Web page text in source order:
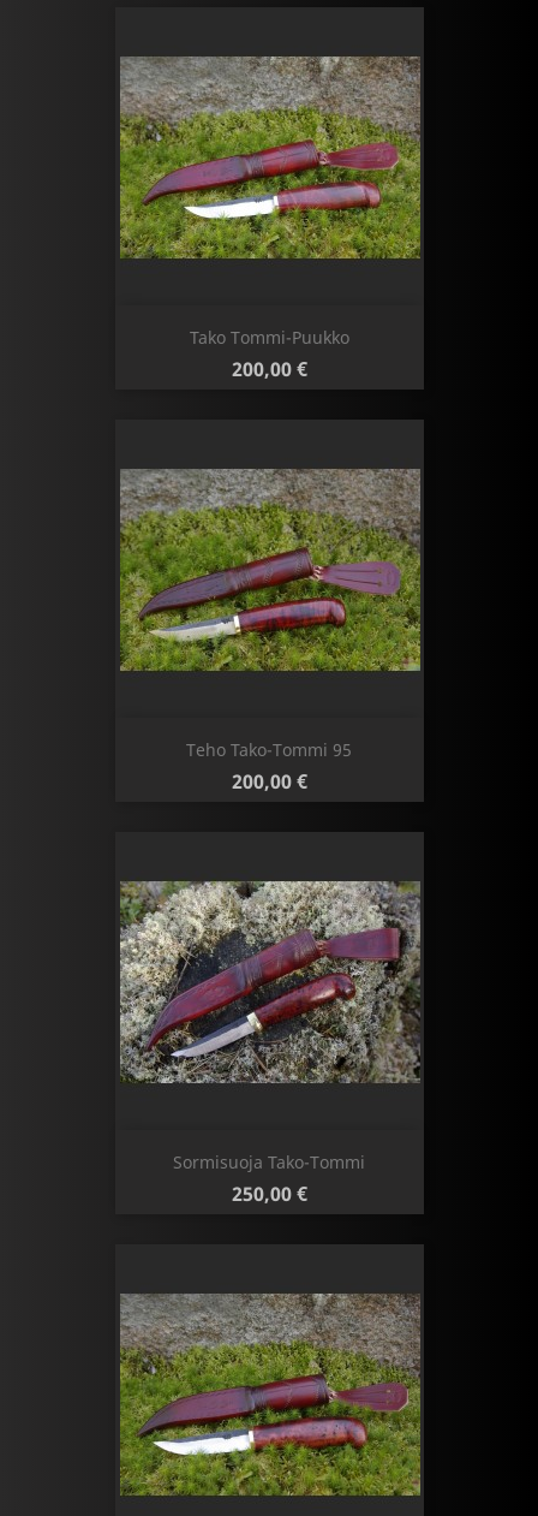
Tako Tommi-Puukko
Hinta
200,00 €
Teho Tako-Tommi 95
Hinta
200,00 €
Sormisuoja Tako-Tommi
Hinta
250,00 €